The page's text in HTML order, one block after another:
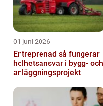
01 juni 2026
Entreprenad så fungerar
helhetsansvar i bygg- och
anläggningsprojekt